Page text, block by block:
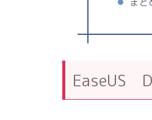
EaseUS